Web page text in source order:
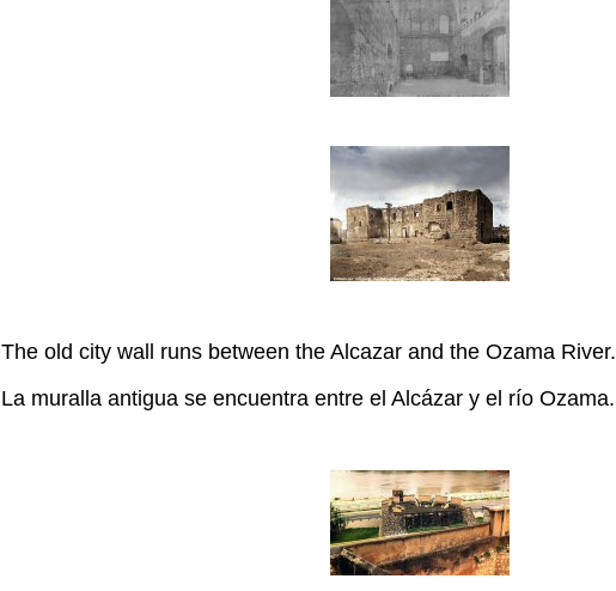
The old city wall runs between the Alcazar and the Ozama River.
La muralla antigua se encuentra entre el Alcázar y el río Ozama.